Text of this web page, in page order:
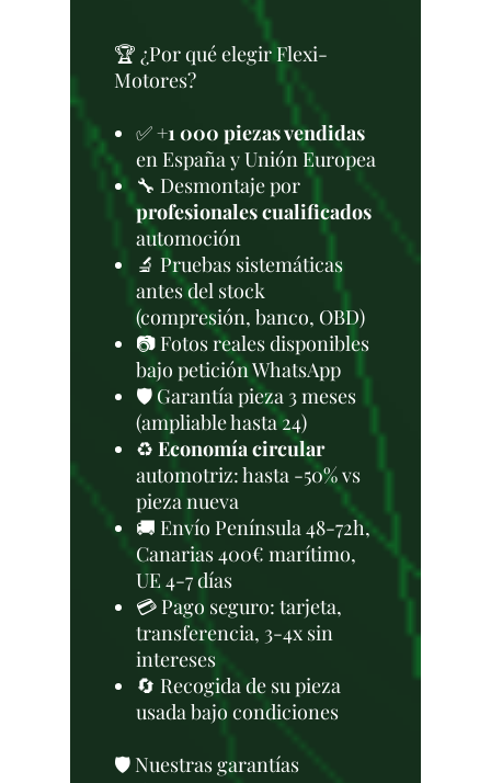
🏆 ¿Por qué elegir Flexi-
Motores?
✅+1 000 piezas vendidas
en España y Unión Europea
🔧 Desmontaje por
profesionales cualificados
automoción
🔬 Pruebas sistemáticas
antes del stock
(compresión, banco, OBD)
📷 Fotos reales disponibles
bajo petición WhatsApp
🛡️ Garantía pieza 3 meses
(ampliable hasta 24)
♻️ Economía circular
automotriz: hasta -50% vs
pieza nueva
🚚 Envío Península 48-72h,
Canarias 400€ marítimo,
UE 4-7 días
💳 Pago seguro: tarjeta,
transferencia, 3-4x sin
intereses
🔄 Recogida de su pieza
usada bajo condiciones
🛡️ Nuestras garantías